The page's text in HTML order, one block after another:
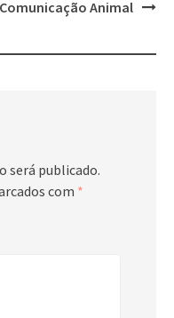
Animal
será publicado.
com *